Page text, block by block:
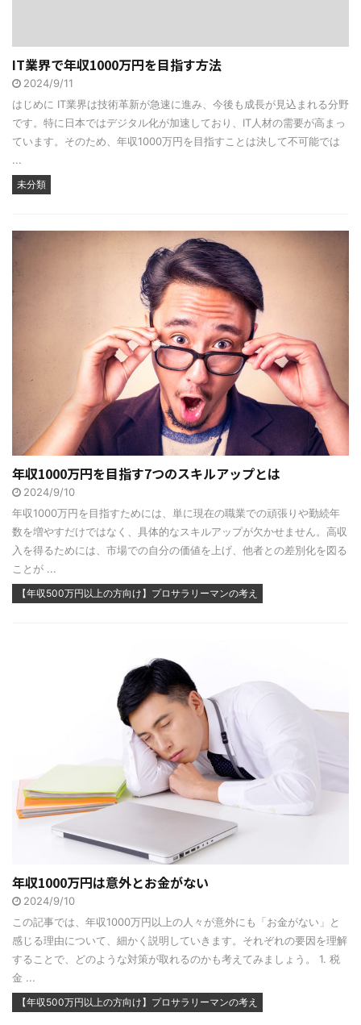
IT業界で年収1000万円を目指す方法
2024/9/11
はじめに IT業界は技術革新が急速に進み、今後も成長が見込まれる分野
です。特に日本ではデジタル化が加速しており、IT人材の需要が高まっ
ています。そのため、年収1000万円を目指すことは決して不可能では
...
未分類
年収1000万円を目指す7つのスキルアップとは
2024/9/10
年収1000万円を目指すためには、単に現在の職業での頑張りや勤続年
数を増やすだけではなく、具体的なスキルアップが欠かせません。高収
入を得るためには、市場での自分の価値を上げ、他者との差別化を図る
ことが ...
【年収500万円以上の方向け】プロサラリーマンの考え
年収1000万円は意外とお金がない
2024/9/10
この記事では、年収1000万円以上の人々が意外にも「お金がない」と
感じる理由について、細かく説明していきます。それぞれの要因を理解
することで、どのような対策が取れるのかも考えてみましょう。 1. 税
金 ...
【年収500万円以上の方向け】プロサラリーマンの考え